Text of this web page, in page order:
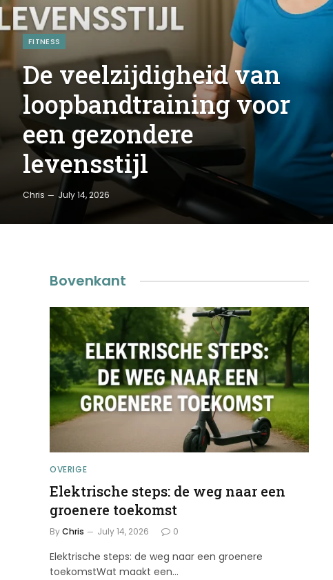
FITNESS
De veelzijdigheid van
loopbandtraining voor
een gezondere
levensstijl
Chris July 14, 2026
Bovenkant
OVERIGE
Elektrische steps: de weg naar een
groenere toekomst
ByChris July 14, 2026 0
Elektrische steps: de weg naar een groenere
toekomstWat maakt een…